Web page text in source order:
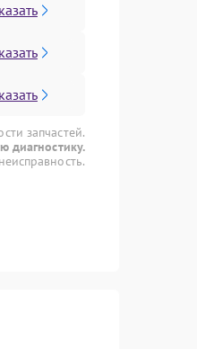
запчастей.
диагностику.